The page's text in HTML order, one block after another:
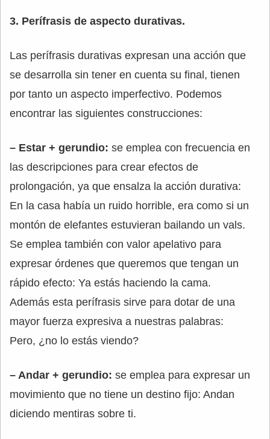
3. Perífrasis de aspecto durativas.
Las perífrasis durativas expresan una acción que
se desarrolla sin tener en cuenta su final, tienen
por tanto un aspecto imperfectivo. Podemos
encontrar las siguientes construcciones:
– Estar + gerundio: se emplea con frecuencia en
las descripciones para crear efectos de
prolongación, ya que ensalza la acción durativa:
En la casa había un ruido horrible, era como si un
montón de elefantes estuvieran bailando un vals.
Se emplea también con valor apelativo para
expresar órdenes que queremos que tengan un
rápido efecto: Ya estás haciendo la cama.
Además esta perífrasis sirve para dotar de una
mayor fuerza expresiva a nuestras palabras:
Pero, ¿no lo estás viendo?
– Andar + gerundio: se emplea para expresar un
movimiento que no tiene un destino fijo: Andan
diciendo mentiras sobre ti.